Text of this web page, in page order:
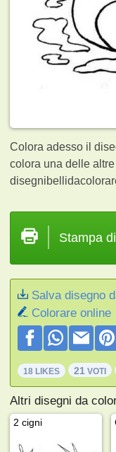
Colora adesso il
colora una delle
Stampa
Salva disegno
Colorare online
18 LIKES 21 VOTI
Altri disegni da
2 cigni